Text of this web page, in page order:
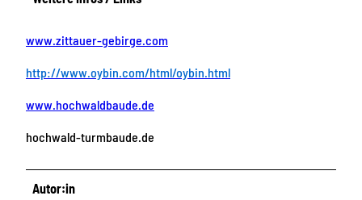
www.zittauer-gebirge.com
http://www.oybin.com/html/oybin.html
www.hochwaldbaude.de
hochwald-turmbaude.de
Autor:in